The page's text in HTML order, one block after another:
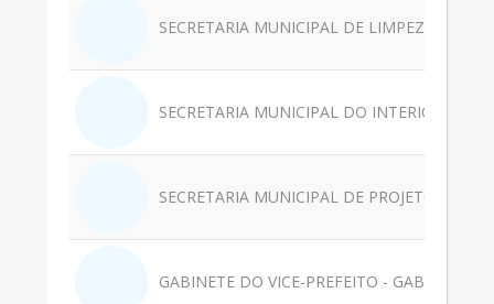
SECRETARIA MUNICIPAL DE LIMPEZA
SECRETARIA MUNICIPAL DO INTERIOR -
SECRETARIA MUNICIPAL DE PROJETOS DE
GABINETE DO VICE-PREFEITO - GABVICE